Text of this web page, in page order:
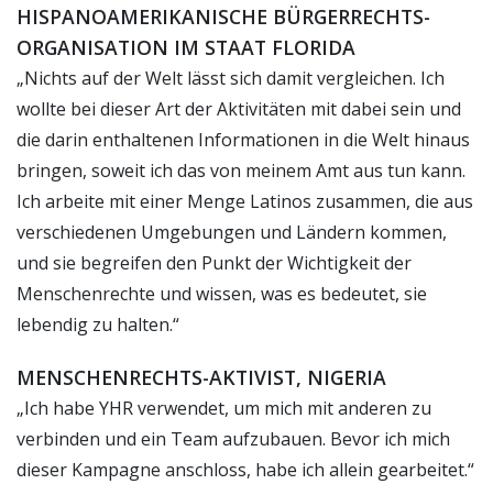
HISPANOAMERIKANISCHE BÜRGERRECHTS-
ORGANISATION IM STAAT FLORIDA
„Nichts auf der Welt lässt sich damit vergleichen. Ich
wollte bei dieser Art der Aktivitäten mit dabei sein und
die darin enthaltenen Informationen in die Welt hinaus
bringen, soweit ich das von meinem Amt aus tun kann.
Ich arbeite mit einer Menge Latinos zusammen, die aus
verschiedenen Umgebungen und Ländern kommen,
und sie begreifen den Punkt der Wichtigkeit der
Menschenrechte und wissen, was es bedeutet, sie
lebendig zu halten.“
MENSCHENRECHTS-AKTIVIST, NIGERIA
„Ich habe YHR verwendet, um mich mit anderen zu
verbinden und ein Team aufzubauen. Bevor ich mich
dieser Kampagne anschloss, habe ich allein gearbeitet.“